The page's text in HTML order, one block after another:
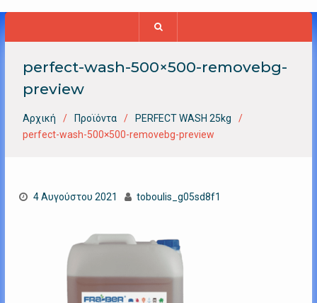
perfect-wash-500×500-removebg-
preview
Αρχική Προϊόντα
PERFECT WASH 25kg
perfect-wash-500×500-removebg-preview
4 Αυγούστου 2021 toboulis_g05sd8f1